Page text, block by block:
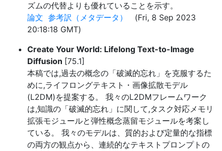
ズムの代替よりも優れていることを示す。
論文 参考訳（メタデータ）
(Fri, 8 Sep 2023
20:18:18 GMT)
Create Your World: Lifelong Text-to-Image
Diffusion [75.1]
本稿では,過去の概念の「破滅的忘れ」を克服するた
めに,ライフロングテキスト・画像拡散モデル
(L2DM)を提案する。 我々のL2DMフレームワーク
は,知識の「破滅的忘れ」に関して,タスク対応メモリ
拡張モジュールと弾性概念蒸留モジュールを考案し
ている。 我々のモデルは、質的および定量的な指標
の両方の観点から、連続的なテキストプロンプトの